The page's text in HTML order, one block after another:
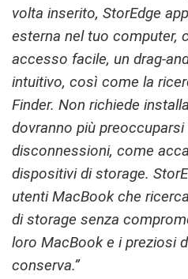
volta inserito, StorEdge
esterna nel tuo computer,
accesso facile, un drag-
intuitivo, così come la
Finder. Non richiede
dovranno più
disconnessioni, come
dispositivi di storage.
utenti MacBook che
di storage senza
loro MacBook e i preziosi
conserva.”